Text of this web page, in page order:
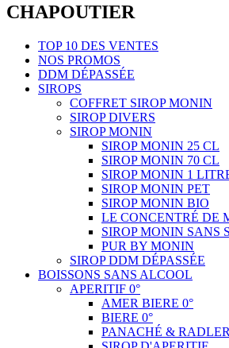
CHAPOUTIER
TOP 10 DES VENTES
NOS PROMOS
DDM DÉPASSÉE
SIROPS
COFFRET SIROP MONIN
SIROP DIVERS
SIROP MONIN
SIROP MONIN 25 CL
SIROP MONIN 70 CL
SIROP MONIN 1
SIROP MONIN PET
SIROP MONIN BIO
LE CONCENTRÉ DE
SIROP MONIN SANS
PUR BY MONIN
SIROP DDM DÉPASSÉE
BOISSONS SANS ALCOOL
APERITIF 0°
AMER BIERE 0°
BIERE 0°
PANACHÉ & RADLER